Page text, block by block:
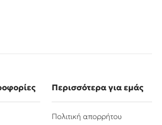
Περισσότερα για εμάς
Πολιτική απορρήτου